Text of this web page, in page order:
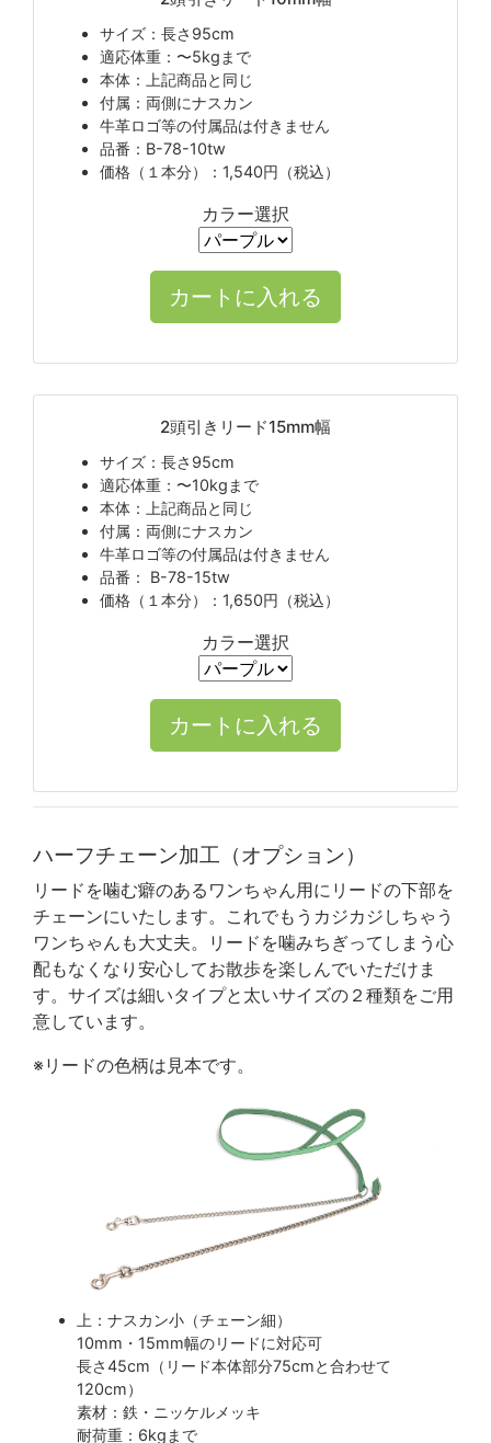
サイズ：長さ95cm
適応体重：〜5kgまで
本体：上記商品と同じ
付属：両側にナスカン
牛革ロゴ等の付属品は付きません
品番：B-78-10tw
価格（１本分）：1,540円（税込）
カラー選択
2頭引きリード15mm幅
サイズ：長さ95cm
適応体重：〜10kgまで
本体：上記商品と同じ
付属：両側にナスカン
牛革ロゴ等の付属品は付きません
品番： B-78-15tw
価格（１本分）：1,650円（税込）
カラー選択
ハーフチェーン加工（オプション）
リードを噛む癖のあるワンちゃん用にリードの下部を
チェーンにいたします。これでもうカジカジしちゃう
ワンちゃんも大丈夫。リードを噛みちぎってしまう心
配もなくなり安心してお散歩を楽しんでいただけま
す。サイズは細いタイプと太いサイズの２種類をご用
意しています。
※リードの色柄は見本です。
上：ナスカン小（チェーン細）
10mm・15mm幅のリードに対応可
長さ45cm（リード本体部分75cmと合わせて
120cm）
素材：鉄・ニッケルメッキ
耐荷重：6kgまで